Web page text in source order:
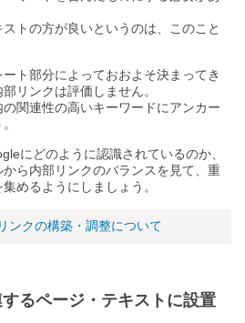
トの方が良いというのは、このこと
ト部分によっておおよそ決まってき
リンクは評価しません。
関連性の高いキーワードにアンカー
にどのように認識されているのか、
ら内部リンクのバランスを見て、重
めるようにしましょう。
ンクの構築・調整について
るページ・テキストに設置